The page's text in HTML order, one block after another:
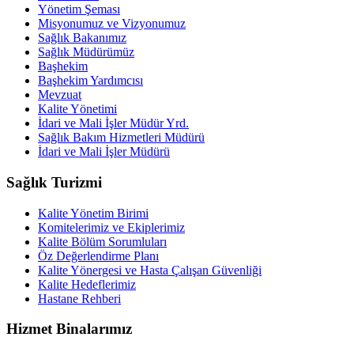
Yönetim Şeması
Misyonumuz ve Vizyonumuz
Sağlık Bakanımız
Sağlık Müdürümüz
Başhekim
Başhekim Yardımcısı
Mevzuat
Kalite Yönetimi
İdari ve Mali İşler Müdür Yrd.
Sağlık Bakım Hizmetleri Müdürü
İdari ve Mali İşler Müdürü
Sağlık Turizmi
Kalite Yönetim Birimi
Komitelerimiz ve Ekiplerimiz
Kalite Bölüm Sorumluları
Öz Değerlendirme Planı
Kalite Yönergesi ve Hasta Çalışan Güvenliği
Kalite Hedeflerimiz
Hastane Rehberi
Hizmet Binalarımız